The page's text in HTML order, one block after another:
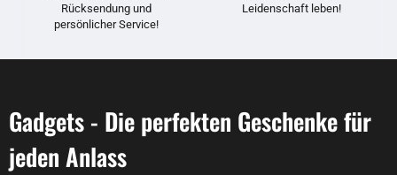
Rücksendung und
persönlicher Service!
Leidenschaft leben!
Gadgets - Die perfekten Geschenke für
jeden Anlass